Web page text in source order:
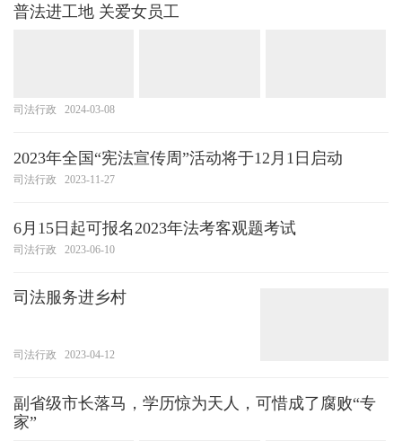
普法进工地 关爱女员工
司法行政 2024-03-08
2023年全国“宪法宣传周”活动将于12月1日启动
司法行政 2023-11-27
6月15日起可报名2023年法考客观题考试
司法行政 2023-06-10
司法服务进乡村
司法行政 2023-04-12
副省级市长落马，学历惊为天人，可惜成了腐败“专
家”